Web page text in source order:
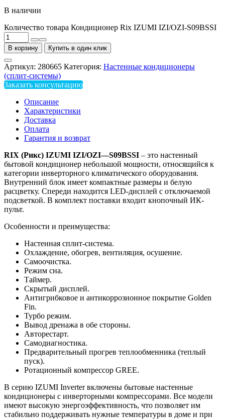
В наличии
Количество товара Кондиционер Rix IZUMI IZI/OZI-S09BSSI
В корзину Купить в один клик
Артикул: 280665 Категория: Настенные кондиционеры
(сплит-системы)
Заказать консультацию
Описание
Характеристики
Доставка
Оплата
Гарантия и возврат
RIX (Рикс) IZUMI IZI/OZI—S09BSSI – это настенный
бытовой кондиционер небольшой мощности, относящийся к
категории инверторного климатического оборудования.
Внутренний блок имеет компактные размеры и белую
расцветку. Спереди находится LED-дисплей с отключаемой
подсветкой. В комплект поставки входит кнопочный ИК-
пульт.
Особенности и преимущества:
Настенная сплит-система.
Охлаждение, обогрев, вентиляция, осушение.
Самоочистка.
Режим сна.
Таймер.
Скрытый дисплей.
Антигрибковое и антикоррозионное покрытие Golden
Fin.
Турбо режим.
Вывод дренажа в обе стороны.
Авторестарт.
Самодиагностика.
Предварительный прогрев теплообменника (теплый
пуск).
Ротационный компрессор GREE.
В серию IZUMI Inverter включены бытовые настенные
кондиционеры с инверторными компрессорами. Все модели
имеют высокую энергоэффективность, что позволяет им
стабильно поддерживать нужные температуры в доме и при